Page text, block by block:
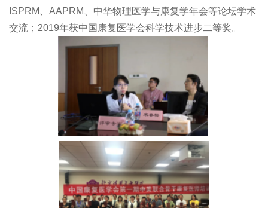
ISPRM、AAPRM、中华物理医学与康复学年会等论坛学术
交流；2019年获中国康复医学会科学技术进步二等奖。